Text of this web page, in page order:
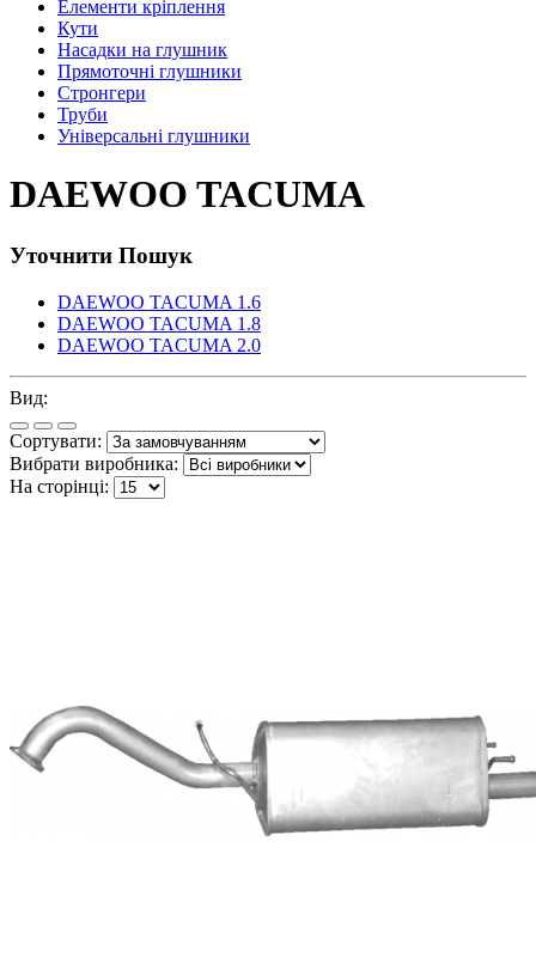
Елементи кріплення
Кути
Насадки на глушник
Прямоточні глушники
Стронгери
Труби
Універсальні глушники
DAEWOO TACUMA
Уточнити Пошук
DAEWOO TACUMA 1.6
DAEWOO TACUMA 1.8
DAEWOO TACUMA 2.0
Вид:
Сортувати:
Вибрати виробника:
На сторінці: